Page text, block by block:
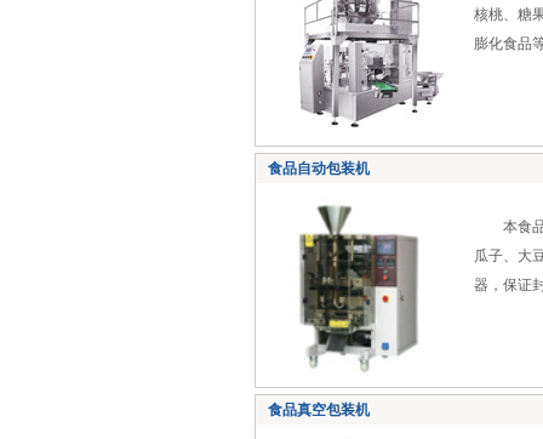
核桃、糖
膨化食品
食品自动包装机
本食品
瓜子、大
器，保证
食品真空包装机